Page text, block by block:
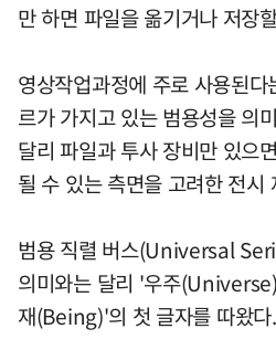
만 하면 파일을 옮기거나 저장
영상작업과정에 주로 사용된
르가 가지고 있는 범용성을 의
달리 파일과 투사 장비만 있으
될 수 있는 측면을 고려한 전시
범용 직렬 버스(Universal
의미와는 달리 '우주
재(Being)'의 첫 글자를 따왔다.